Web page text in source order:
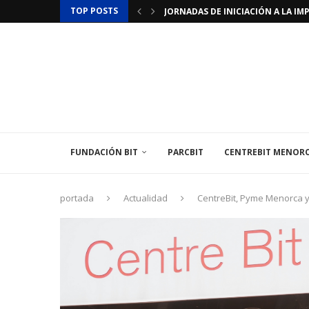
TOP POSTS
JORNADAS DE INICIACIÓN A LA
FUNDACIÓN BIT PARCBIT CENTREBIT
portada Actualidad CentreBit, Pyme